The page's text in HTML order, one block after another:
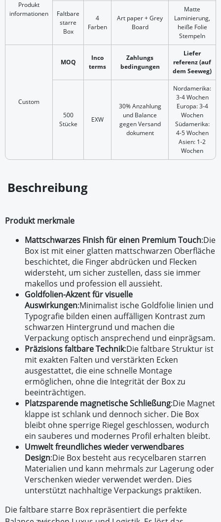
Produkt
informationen
Faltbare
starre
Box
4
Farben
Art paper + Grey
Board
Matte
Laminierung,
heiße Folie
Stempeln
Custom
MOQ
Inco
terms
Zahlungs
bedingungen
Liefer
referenz (auf
dem Seeweg)
500
Stücke
EXW
30% Anzahlung
und Balance
gegen Versand
dokument
Nordamerika:
3-4 Wochen
Europa: 3-4
Wochen
Südamerika:
4-5 Wochen
Asien: 1-2
Wochen
Beschreibung
Produkt merkmale
Mattschwarzes Finish für einen Premium Touch:Die
Box ist mit einer glatten mattschwarzen Oberfläche
beschichtet, die Finger abdrücken und Flecken
widersteht, um sicher zustellen, dass sie immer
makellos und profession ell aussieht.
Goldfolien-Akzent für visuelle
Auswirkungen:Minimalist ische Goldfolie linien und
Typografie bilden einen auffälligen Kontrast zum
schwarzen Hintergrund und machen die
Verpackung optisch ansprechend und einprägsam.
Präzisions faltbare Technik:Die faltbare Struktur ist
mit exakten Falten und verstärkten Ecken
ausgestattet, die eine schnelle Montage
ermöglichen, ohne die Integrität der Box zu
beeinträchtigen.
Platzsparende magnetische Schließung:Die Magnet
klappe ist schlank und dennoch sicher. Die Box
bleibt ohne sperrige Riegel geschlossen, wodurch
ein sauberes und modernes Profil erhalten bleibt.
Umwelt freundliches wieder verwendbares
Design:Die Box besteht aus recycelbaren starren
Materialien und kann mehrmals zur Lagerung oder
Verschenken wieder verwendet werden. Dies
unterstützt nachhaltige Verpackungs praktiken.
Die faltbare starre Box repräsentiert die perfekte